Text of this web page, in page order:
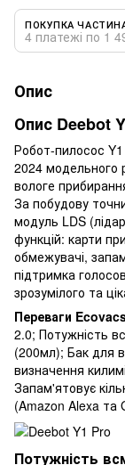
ПОКУПКА
4 платежі по 1
Опис
Опис Deebot
Робот-пилосос
2024 модельного
вологе
За побудову
модуль LDS
функцій: карти
обмежувачі,
підтримка
зрозумілого та
Переваги
2.0; Потужність
(200мл); Бак для
визначення
Запам'ятовує
(Amazon Alexa та
Потужність